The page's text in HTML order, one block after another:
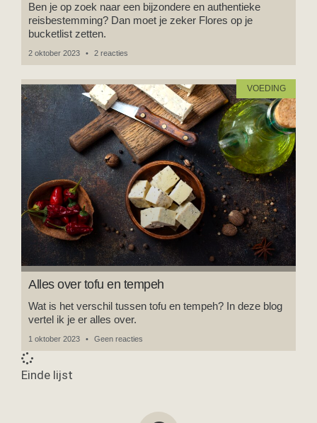
Ben je op zoek naar een bijzondere en authentieke
reisbestemming? Dan moet je zeker Flores op je
bucketlist zetten.
2 oktober 2023 2 reacties
VOEDING
Alles over tofu en tempeh
Wat is het verschil tussen tofu en tempeh? In deze blog
vertel ik je er alles over.
1 oktober 2023 Geen reacties
Einde lijst